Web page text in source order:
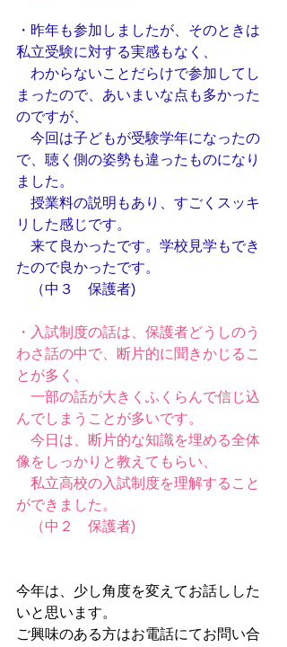
・昨年も参加しましたが、そのときは
私立受験に対する実感もなく、
わからないことだらけで参加してし
まったので、あいまいな点も多かった
のですが、
今回は子どもが受験学年になったの
で、聴く側の姿勢も違ったものになり
ました。
授業料の説明もあり、すごくスッキ
リした感じです。
来て良かったです。学校見学もでき
たので良かったです。
（中３　保護者)
・入試制度の話は、保護者どうしのう
わさ話の中で、断片的に聞きかじるこ
とが多く、
一部の話が大きくふくらんで信じ込
んでしまうことが多いです。
今日は、断片的な知識を埋める全体
像をしっかりと教えてもらい、
私立高校の入試制度を理解すること
ができました。
（中２　保護者)
今年は、少し角度を変えてお話しした
いと思います。
ご興味のある方はお電話にてお問い合